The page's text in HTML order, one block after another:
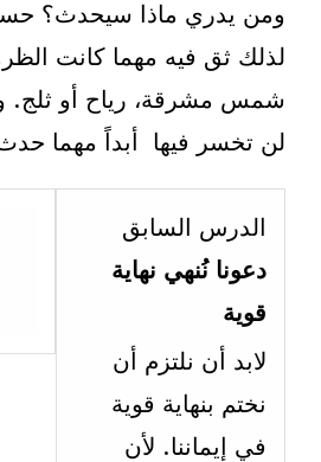
ومن يدري ماذا سيحدث؟
لذلك ثق فيه مهما كانت
شمس مشرقة، رياح أو ثلج.
لن تخسر فيها أبداً مهما
الدرس السابق
دعونا نُنهي نهاية
قوية
لابد أن نلتزم أن
نختم بنهاية قوية
في إيماننا. لأن